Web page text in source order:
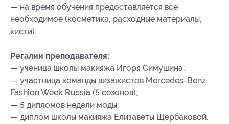
— на время обучения предоставляется все
необходимое (косметика, расходные материалы,
кисти).
Регалии преподавателя:
— ученица школы макияжа Игоря Симушина;
— участница команды визажистов Mercedes-Benz
Fashion Week Russia (5 сезонов);
— 5 дипломов недели моды;
— диплом школы макияжа Елизаветы Щербаковой.